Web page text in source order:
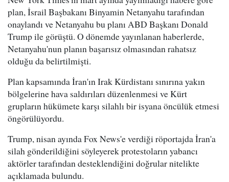
plan, İsrail Başbakanı Binyamin Netanyahu tarafından
onaylandı ve Netanyahu bu planı ABD Başkanı Donald
Trump ile görüştü. O dönemde yayınlanan haberlerde,
Netanyahu'nun planın başarısız olmasından rahatsız
olduğu da belirtilmişti.
Plan kapsamında İran'ın Irak Kürdistanı sınırına yakın
bölgelerine hava saldırıları düzenlenmesi ve Kürt
grupların hükümete karşı silahlı bir isyana öncülük etmesi
öngörülüyordu.
Trump, nisan ayında Fox News'e verdiği röportajda İran'a
silah gönderildiğini söyleyerek protestoların yabancı
aktörler tarafından desteklendiğini doğrular nitelikte
açıklamada bulundu.